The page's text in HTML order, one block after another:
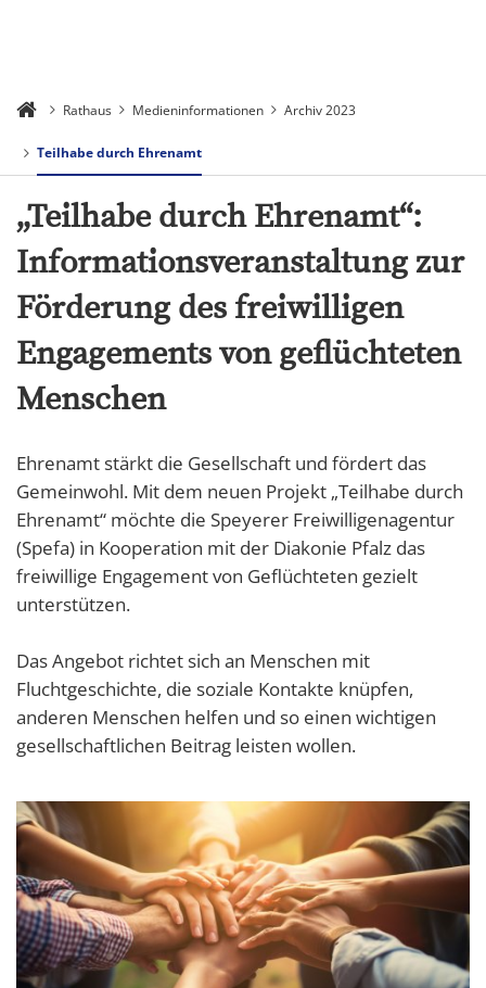
Rathaus Medieninformationen Archiv 2023
Teilhabe durch Ehrenamt
„Teilhabe durch Ehrenamt“:
Informationsveranstaltung zur
Förderung des freiwilligen
Engagements von geflüchteten
Menschen
Ehrenamt stärkt die Gesellschaft und fördert das
Gemeinwohl. Mit dem neuen Projekt „Teilhabe durch
Ehrenamt“ möchte die Speyerer Freiwilligenagentur
(Spefa) in Kooperation mit der Diakonie Pfalz das
freiwillige Engagement von Geflüchteten gezielt
unterstützen.
Das Angebot richtet sich an Menschen mit
Fluchtgeschichte, die soziale Kontakte knüpfen,
anderen Menschen helfen und so einen wichtigen
gesellschaftlichen Beitrag leisten wollen.